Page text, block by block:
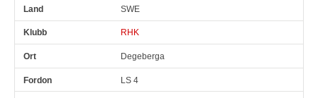
SWE
RHK
Degeberga
LS 4